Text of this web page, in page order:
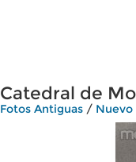
Catedral de
Fotos Antiguas / Nuevo